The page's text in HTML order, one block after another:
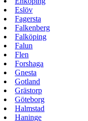
Eslöv
Fagersta
Falkenberg
Falköping
Falun
Flen
Forshaga
Gnesta
Gotland
Grästorp
Göteborg
Halmstad
Haninge